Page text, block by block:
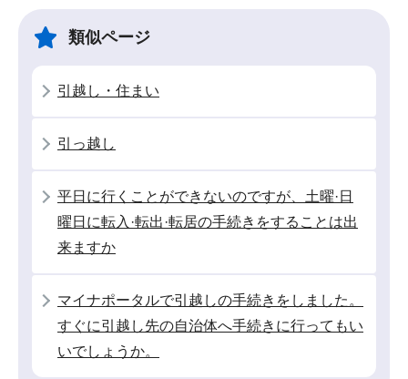
類似ページ
引越し・住まい
引っ越し
平日に行くことができないのですが、土曜·日
曜日に転入·転出·転居の手続きをすることは出
来ますか
マイナポータルで引越しの手続きをしました。
すぐに引越し先の自治体へ手続きに行ってもい
いでしょうか。